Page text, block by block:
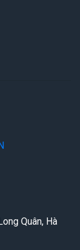
Quân, Hà